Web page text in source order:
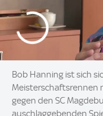
Bob Hanning ist sich
Meisterschaftsrennen
gegen den SC
auschlaggebenden